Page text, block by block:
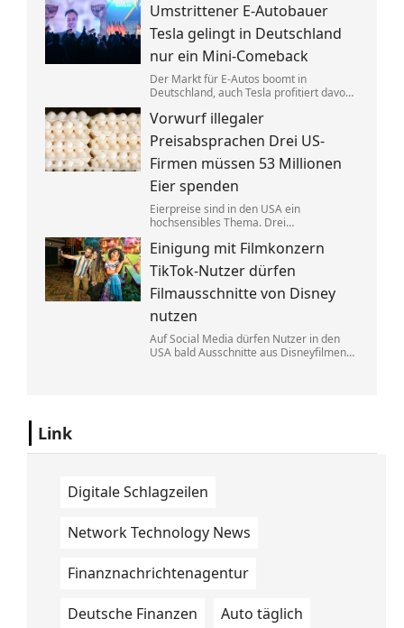
spürbar verbessert. Dahinter stecken
jedoch vor allem Großaufträge, teils auch
aus Übersee.
Umstrittener E-Autobauer
Tesla gelingt in Deutschland
nur ein Mini-Comeback
Der Markt für E-Autos boomt in
Deutschland, auch Tesla profitiert davon.
geführte Konzern jedoch nicht zurück.
Eine exklusive Studie erklärt, warum.
Vorwurf illegaler
Preisabsprachen Drei US-
Firmen müssen 53 Millionen
Eier spenden
Eierpreise sind in den USA ein
hochsensibles Thema. Drei
sich dabei illegalerweise abgesprochen
zu haben. Sie einigten sich mit der Justiz –
und liefern jetzt im großen Stil.
Einigung mit Filmkonzern
TikTok-Nutzer dürfen
Filmausschnitte von Disney
nutzen
Auf Social Media dürfen Nutzer in den
USA bald Ausschnitte aus Disneyfilmen
Link
Digitale Schlagzeilen
Network Technology News
Finanznachrichtenagentur
Deutsche Finanzen Auto täglich